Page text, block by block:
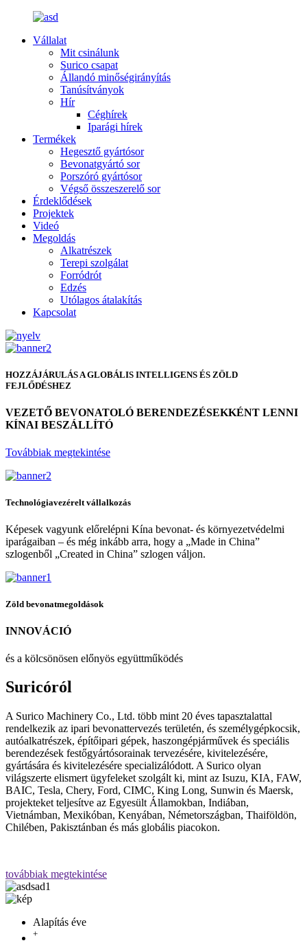
Vállalat
Mit csinálunk
Surico csapat
Állandó minőségirányítás
Tanúsítványok
Hír
Céghírek
Iparági hírek
Termékek
Hegesztő gyártósor
Bevonatgyártó sor
Porszóró gyártósor
Végső összeszerelő sor
Érdeklődések
Projektek
Videó
Megoldás
Alkatrészek
Terepi szolgálat
Forródrót
Edzés
Utólagos átalakítás
Kapcsolat
HOZZÁJÁRULÁS A GLOBÁLIS INTELLIGENS ÉS ZÖLD
FEJLŐDÉSHEZ
VEZETŐ BEVONATOLÓ BERENDEZÉSEKKÉNT LENNI
KÍNAI BESZÁLLÍTÓ
Továbbiak megtekintése
Technológiavezérelt vállalkozás
Képesek vagyunk előrelépni Kína bevonat- és környezetvédelmi
iparágaiban – és még inkább arra, hogy a „Made in China”
szlogenből „Created in China” szlogen váljon.
Zöld bevonatmegoldások
INNOVÁCIÓ
és a kölcsönösen előnyös együttműködés
Suricóról
A Surico Machinery Co., Ltd. több mint 20 éves tapasztalattal
rendelkezik az ipari bevonattervezés területén, és személygépkocsik,
autóalkatrészek, építőipari gépek, haszongépjárművek és speciális
berendezések festőgyártósorainak tervezésére, kivitelezésére,
gyártására és kivitelezésére specializálódott. A Surico olyan
világszerte elismert ügyfeleket szolgált ki, mint az Isuzu, KIA, FAW,
BAIC, Tesla, Chery, Ford, CIMC, King Long, Sunwin és Maersk,
projekteket teljesítve az Egyesült Államokban, Indiában,
Vietnámban, Mexikóban, Kenyában, Németországban, Thaiföldön,
Chilében, Pakisztánban és más globális piacokon.
továbbiak megtekintése
Alapítás éve
+